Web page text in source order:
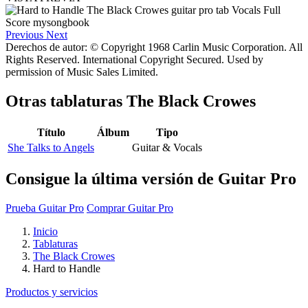
Previous Next
Derechos de autor: © Copyright 1968 Carlin Music Corporation. All
Rights Reserved. International Copyright Secured. Used by
permission of Music Sales Limited.
Otras tablaturas The Black Crowes
Título Álbum
Tipo
She Talks to Angels
Guitar & Vocals
Consigue la última versión de Guitar Pro
Prueba Guitar Pro Comprar Guitar Pro
Inicio
Tablaturas
The Black Crowes
Hard to Handle
Productos y servicios